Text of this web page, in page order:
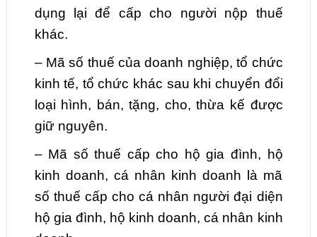
dụng lại để cấp cho người nộp thuế
khác.
– Mã số thuế của doanh nghiệp, tổ chức
kinh tế, tổ chức khác sau khi chuyển đổi
loại hình, bán, tặng, cho, thừa kế được
giữ nguyên.
– Mã số thuế cấp cho hộ gia đình, hộ
kinh doanh, cá nhân kinh doanh là mã
số thuế cấp cho cá nhân người đại diện
hộ gia đình, hộ kinh doanh, cá nhân kinh